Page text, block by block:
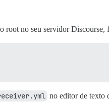
root no seu servidor Discourse,
no editor de texto